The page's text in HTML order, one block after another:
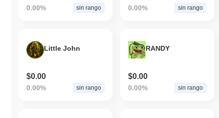
Negli ultimi 7 giorni, KING (SOL) ha guadagnato
,
0.00% sin rango 0.00% sin rango
Little John
$0.00
0.00% sin rango
RANDY
$0.00
0.00% sin rango